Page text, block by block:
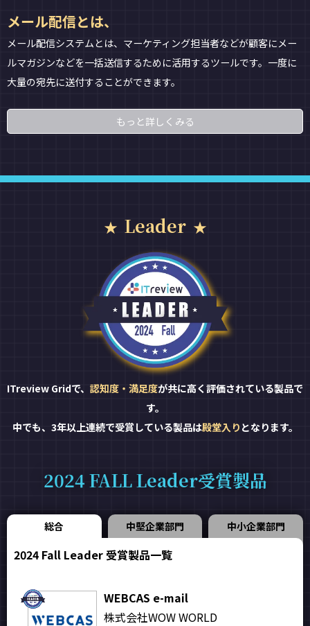
メール配信とは、
メール配信システムとは、マーケティング担当者などが顧客にメー
ルマガジンなどを一括送信するために活用するツールです。一度に
大量の宛先に送付することができます。
もっと詳しくみる
Leader
ITreview Gridで、 認知度・満足度が共に高く評価されている製品で
す。
中でも、3年以上連続で受賞している製品は殿堂入り となります。
2024 FALL Leader受賞製品
総合 中堅企業部門 中小企業部門
2024 Fall Leader 受賞製品一覧
WEBCAS e-mail
株式会社WOW WORLD